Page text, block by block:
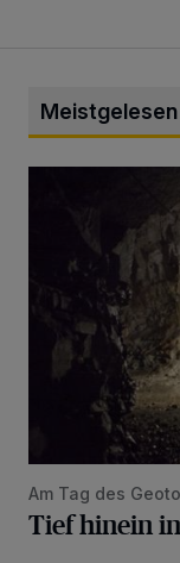
Meistgelesen
Am Tag des
Tief hinein